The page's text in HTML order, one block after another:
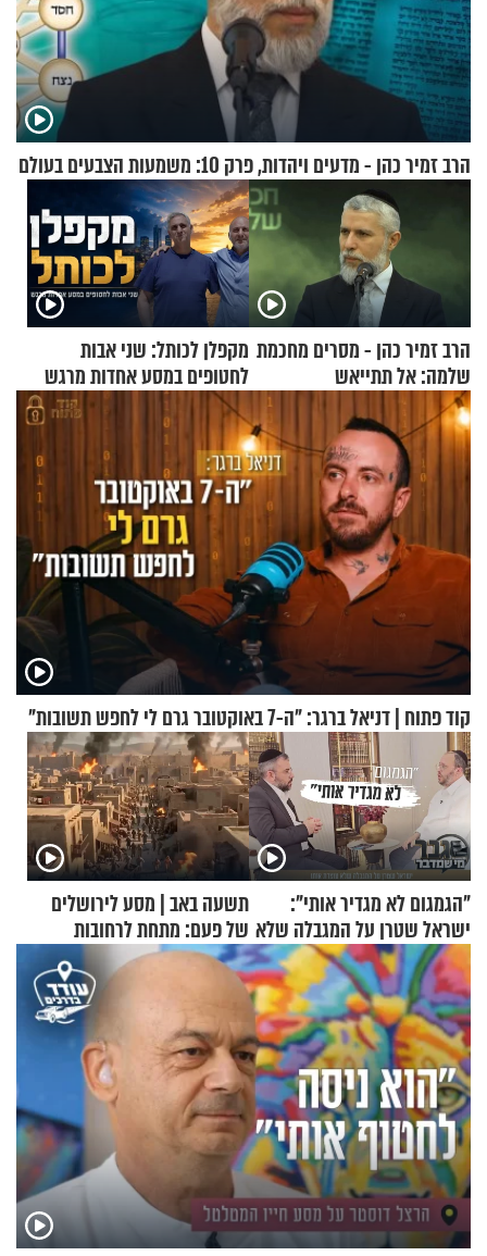
הרב זמיר כהן - מדעים ויהדות, פרק 10: משמעות הצבעים בעולם
הרב זמיר כהן - מסרים מחכמת
שלמה: אל תתייאש
מקפלן לכותל: שני אבות
לחטופים במסע אחדות מרגש
קוד פתוח | דניאל ברגר: "ה-7 באוקטובר גרם לי לחפש תשובות"
"הגמגום לא מגדיר אותי":
ישראל שטרן על המגבלה שלא
עוצרת אותו
תשעה באב | מסע לירושלים
של פעם: מתחת לרחובות
ירושלים